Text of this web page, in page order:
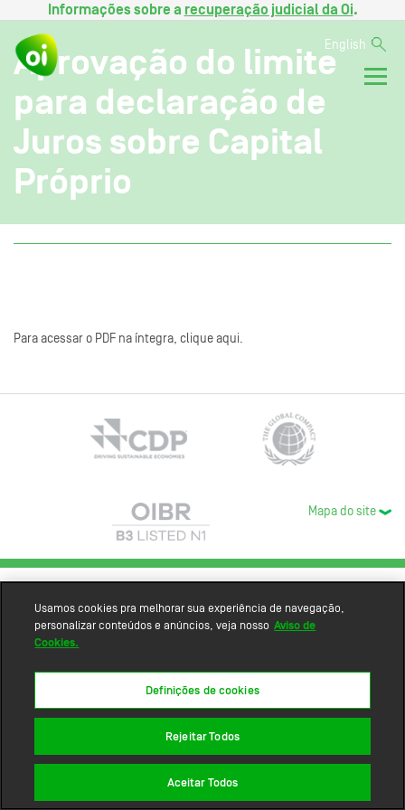
Informações sobre a recuperação judicial da Oi.
English
Aprovação do limite
para declaração de
Juros sobre Capital
Próprio
Para acessar o PDF na íntegra, clique aqui.
Mapa do site
Usamos cookies pra melhorar sua experiência de navegação,
personalizar conteúdos e anúncios, veja nosso Aviso de
Cookies.
Definições de cookies
Rejeitar Todos
Aceitar Todos